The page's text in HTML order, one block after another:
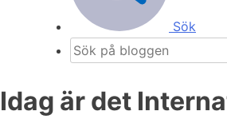
Sök
Idag är det